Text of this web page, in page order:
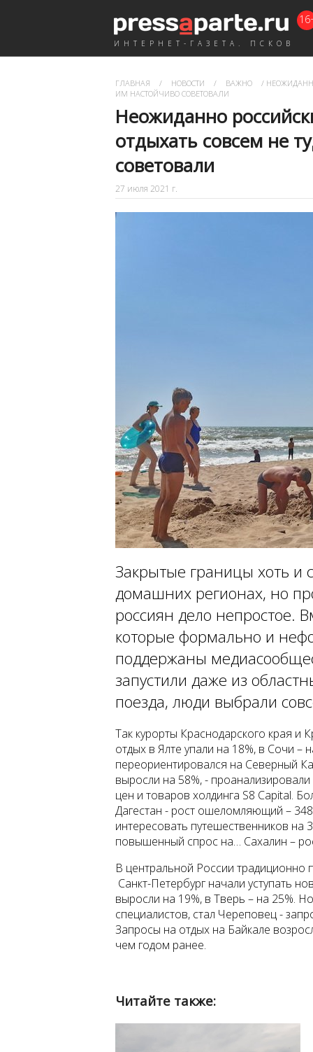
ИНТЕРНЕТ-ГАЗЕТА. ПСКОВ
ГЛАВНАЯ / НОВОСТИ / ВАЖНО /
ИМ НАСТОЙЧИВО СОВЕТОВАЛИ
Неожиданно
отдыхать совсем не
советовали
27 июля 2021 г.
Закрытые границы хоть и
домашних регионах, но
россиян дело непростое.
которые формально и
поддержаны
запустили даже из
поезда, люди выбрали
Так курорты Краснодарского края и
отдых в Ялте упали на 18%, в Сочи
переориентировался на Северный
выросли на 58%, -
цен и товаров холдинга S8 Capital.
Дагестан - рост ошеломляющий –
интересовать путешественников
повышенный спрос на… Сахалин –
В центральной России
Санкт-Петербург начали уступать
выросли на 19%, в Тверь – на 25%.
специалистов, стал Череповец -
Запросы на отдых на Байкале
чем годом ранее.
Читайте также: